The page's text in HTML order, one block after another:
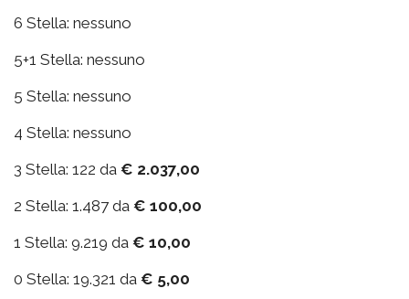
6 Stella: nessuno
5+1 Stella: nessuno
5 Stella: nessuno
4 Stella: nessuno
3 Stella: 122 da € 2.037,00
2 Stella: 1.487 da € 100,00
1 Stella: 9.219 da € 10,00
0 Stella: 19.321 da € 5,00